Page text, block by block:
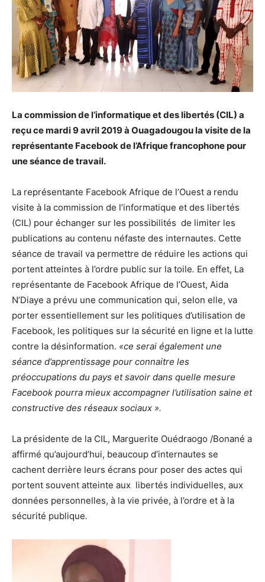
La commission de l’informatique et des libertés (CIL) a
reçu ce mardi 9 avril 2019 à Ouagadougou la visite de la
représentante Facebook de l’Afrique francophone pour
une séance de travail.
La représentante Facebook Afrique de l’Ouest a rendu
visite à la commission de l’informatique et des libertés
(CIL) pour échanger sur les possibilités de limiter les
publications au contenu néfaste des internautes. Cette
séance de travail va permettre de réduire les actions qui
portent atteintes à l’ordre public sur la toile. En effet, La
représentante de Facebook Afrique de l’Ouest, Aida
N’Diaye a prévu une communication qui, selon elle, va
porter essentiellement sur les politiques d’utilisation de
Facebook, les politiques sur la sécurité en ligne et la lutte
contre la désinformation. «ce serai également une
séance d’apprentissage pour connaitre les
préoccupations du pays et savoir dans quelle mesure
Facebook pourra mieux accompagner l’utilisation saine et
constructive des réseaux sociaux ».
La présidente de la CIL, Marguerite Ouédraogo /Bonané a
affirmé qu’aujourd’hui, beaucoup d’internautes se
cachent derrière leurs écrans pour poser des actes qui
portent souvent atteinte aux libertés individuelles, aux
données personnelles, à la vie privée, à l’ordre et à la
sécurité publique.